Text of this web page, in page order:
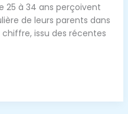
25 à 34 ans perçoivent
de leurs parents dans
issu des récentes